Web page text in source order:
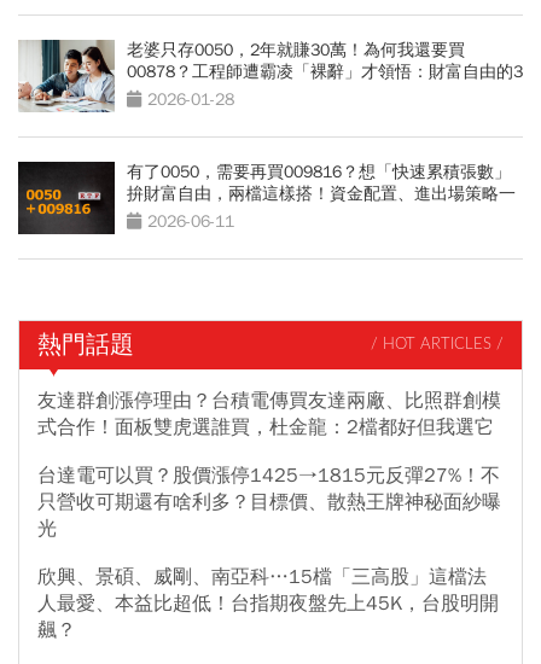
老婆只存0050，2年就賺30萬！為何我還要買
00878？工程師遭霸凌「裸辭」才領悟：財富自由的3
個重點
2026-01-28
有了0050，需要再買009816？想「快速累積張數」
拚財富自由，兩檔這樣搭！資金配置、進出場策略一
次看2026-06-11
熱門話題 / HOT ARTICLES /
友達群創漲停理由？台積電傳買友達兩廠、比照群創模
式合作！面板雙虎選誰買，杜金龍：2檔都好但我選它
台達電可以買？股價漲停1425→1815元反彈27%！不
只營收可期還有啥利多？目標價、散熱王牌神秘面紗曝
光
欣興、景碩、威剛、南亞科…15檔「三高股」這檔法
人最愛、本益比超低！台指期夜盤先上45K，台股明開
飆？